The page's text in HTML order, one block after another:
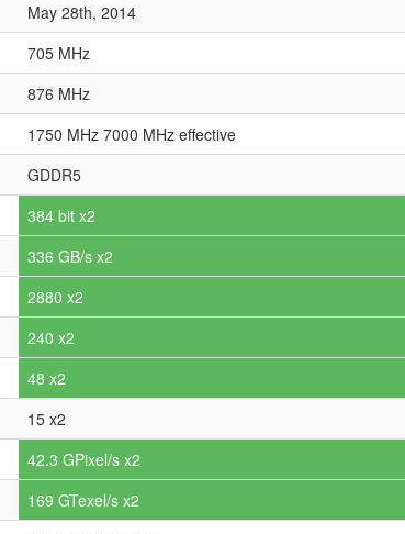
May 28th, 2014
705 MHz
876 MHz
1750 MHz 7000 MHz effective
GDDR5
384 bit x2
336 GB/s x2
2880 x2
240 x2
48 x2
15 x2
42.3 GPixel/s x2
169 GTexel/s x2